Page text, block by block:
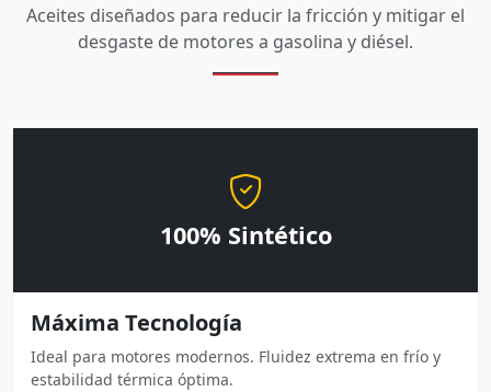
Aceites diseñados para reducir la fricción y mitigar el
desgaste de motores a gasolina y diésel.
100% Sintético
Máxima Tecnología
Ideal para motores modernos. Fluidez extrema en frío y
estabilidad térmica óptima.